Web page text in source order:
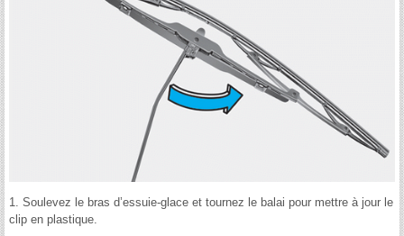
1. Soulevez le bras d’essuie-glace et tournez le balai pour mettre à jour le
clip en plastique.